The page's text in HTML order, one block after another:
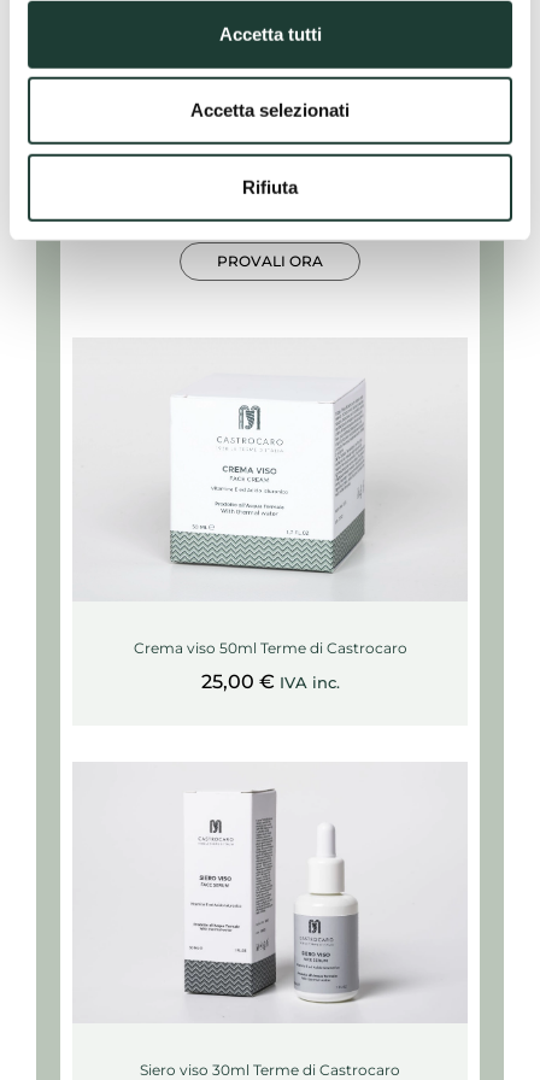
Accetta tutti
Accetta selezionati
Rifiuta
per la tua skin care routine
PROVALI ORA
Crema viso 50ml Terme di Castrocaro
25,00 € IVA inc.
Siero viso 30ml Terme di Castrocaro